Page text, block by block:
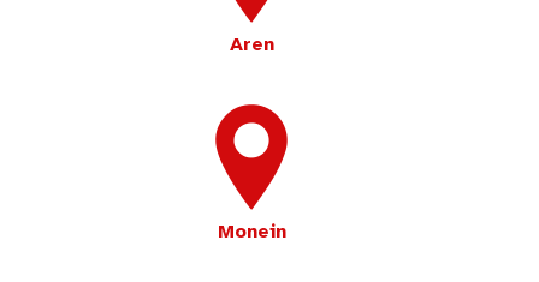
Aren
Monein